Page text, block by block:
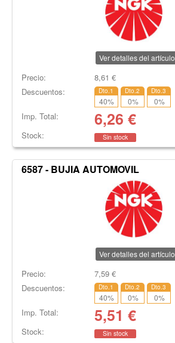
Ver detalles del artículo
Precio: 8,61 €
Descuentos:
Dto.1
40%
Dto.2
0%
Dto.3
0%
Imp. Total: 6,26 €
Stock: Sin stock
6587 - BUJIA AUTOMOVIL
Ver detalles del artículo
Precio: 7,59€
Descuentos:
Dto.1
40%
Dto.2
0%
Dto.3
0%
Imp. Total: 5,51 €
Stock: Sin stock